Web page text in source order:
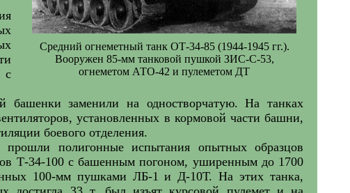
Средний огнеметный танк ОТ-34-85 (1944-1945 гг.).
Вооружен 85-мм танковой пушкой ЗИС-С-53,
огнеметом АТО-42 и пулеметом ДТ
с
башенки заменили на одностворчатую. На танках
установленных в кормовой части башни,
боевого отделения.
полигонные испытания опытных образцов
Т-34-100 с башенным погоном, уширенным до 1700
100-мм пушками ЛБ-1 и Д-10Т. На этих танка,